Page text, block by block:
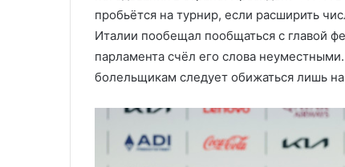
пробьётся на турнир, если расширить
Италии пообещал пообщаться с главой
парламента счёл его слова
болельщикам следует обижаться лишь